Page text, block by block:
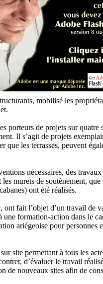
mobilisé les
porteurs de projets sur quatre
Il s’agit de projets
que les terrasses, peuvent
nécessaires, des travaux
murets de soutènement, que
ont été réalisés.
ont fait l’objet d’un travail de
formation-action dans le
ariégeoise pour personnes
site permettant à tous les
d’évaluer le travail
de nouveaux sites afin de